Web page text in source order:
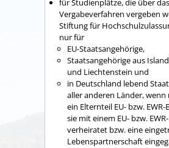
für Studienplätze, die über
Vergabeverfahren vergeben
Stiftung für
nur für
EU-Staatsangehörige,
Staatsangehörige aus
und Liechtenstein und
in Deutschland lebend
aller anderen Länder,
ein Elternteil EU- bzw.
sie mit einem EU- bzw.
verheiratet bzw. eine
Lebenspartnerschaft